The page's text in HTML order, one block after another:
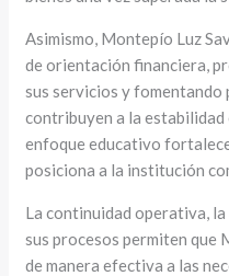
Asimismo, Montepío Luz
de orientación financiera,
sus servicios y fomentando
contribuyen a la estabilidad
enfoque educativo
posiciona a la institución
La continuidad operativa,
sus procesos permiten que
de manera efectiva a las